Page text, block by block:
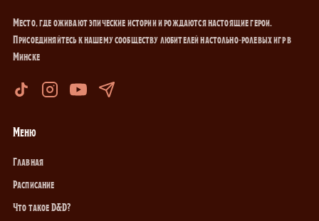
Место, где оживают эпические истории и рождаются настоящие герои.
Присоединяйтесь к нашему сообществу любителей настольно-ролевых игр в
Минске
Меню
Главная
Расписание
Что такое D&D?